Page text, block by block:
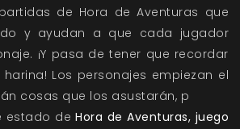
de Hora de Aventuras que
y ayudan a que cada jugador
¡Y pasa de tener que recordar
Los personajes empiezan el
cosas que los asustarán, p
estado deHora de Aventuras, juego